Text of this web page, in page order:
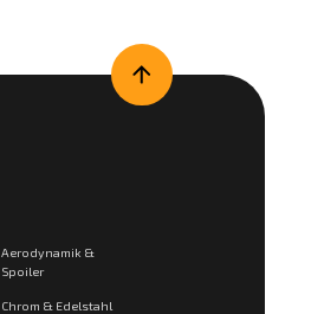
Aerodynamik &
Spoiler
Chrom & Edelstahl